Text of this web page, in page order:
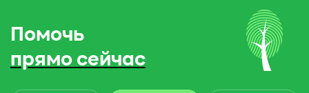
Помочь
прямо сейчас